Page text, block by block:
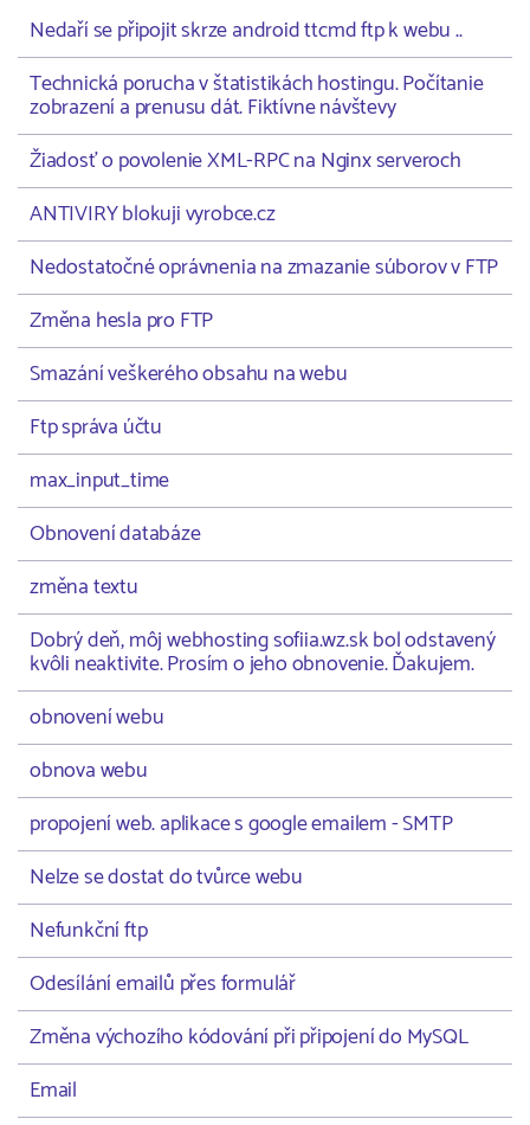
Nedaří se připojit skrze android ttcmd ftp k webu ..
Technická porucha v štatistikách hostingu. Počítanie
zobrazení a prenusu dát. Fiktívne návštevy
Žiadosť o povolenie XML-RPC na Nginx serveroch
ANTIVIRY blokuji vyrobce.cz
Nedostatočné oprávnenia na zmazanie súborov v FTP
Změna hesla pro FTP
Smazání veškerého obsahu na webu
Ftp správa účtu
max_input_time
Obnovení databáze
změna textu
Dobrý deň, môj webhosting sofiia.wz.sk bol odstavený
kvôli neaktivite. Prosím o jeho obnovenie. Ďakujem.
obnovení webu
obnova webu
propojení web. aplikace s google emailem - SMTP
Nelze se dostat do tvůrce webu
Nefunkční ftp
Odesílání emailů přes formulář
Změna výchozího kódování při připojení do MySQL
Email